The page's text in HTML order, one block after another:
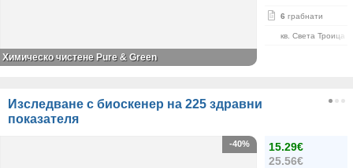
6 грабнати
кв. Света Троица
Химическо чистене Pure & Green
Изследване с биоскенер на 225 здравни
показателя
15.29€
25.56€
-40%